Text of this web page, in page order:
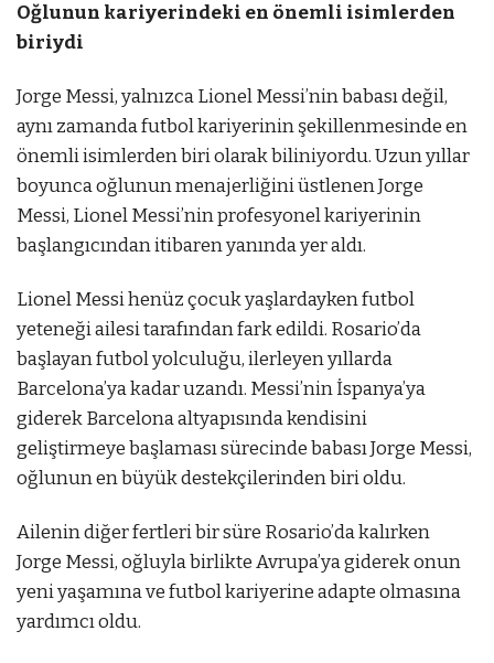
Oğlunun kariyerindeki en önemli isimlerden
biriydi
Jorge Messi, yalnızca Lionel Messi’nin babası değil,
aynı zamanda futbol kariyerinin şekillenmesinde en
önemli isimlerden biri olarak biliniyordu. Uzun yıllar
boyunca oğlunun menajerliğini üstlenen Jorge
Messi, Lionel Messi’nin profesyonel kariyerinin
başlangıcından itibaren yanında yer aldı.
Lionel Messi henüz çocuk yaşlardayken futbol
yeteneği ailesi tarafından fark edildi. Rosario’da
başlayan futbol yolculuğu, ilerleyen yıllarda
Barcelona’ya kadar uzandı. Messi’nin İspanya’ya
giderek Barcelona altyapısında kendisini
geliştirmeye başlaması sürecinde babası Jorge Messi,
oğlunun en büyük destekçilerinden biri oldu.
Ailenin diğer fertleri bir süre Rosario’da kalırken
Jorge Messi, oğluyla birlikte Avrupa’ya giderek onun
yeni yaşamına ve futbol kariyerine adapte olmasına
yardımcı oldu.